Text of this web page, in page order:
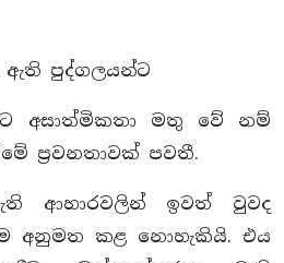
ඇති පුද්ගලයන්ට
අසාත්මිකතා මතු වේ නම්
ප්‍රවනතාවක් පවතී.
ආහාරවලින් ඉවත් වුවද
අනුමත කළ නොහැකියි. එය